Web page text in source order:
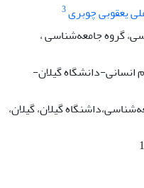
یعقوبی چوبری3
گروه جامعه‌شناسی ،
انسانی-دانشگاه گیلان-
گیلان، گیلان،